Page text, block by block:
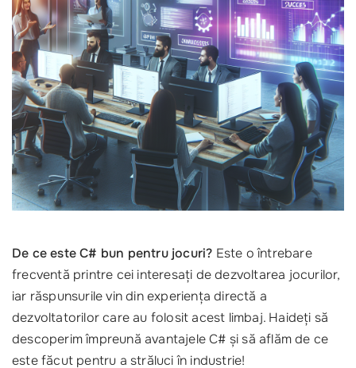
De ce este C# bun pentru jocuri? Este o întrebare
frecventă printre cei interesați de dezvoltarea jocurilor,
iar răspunsurile vin din experiența directă a
dezvoltatorilor care au folosit acest limbaj. Haideți să
descoperim împreună avantajele C# și să aflăm de ce
este făcut pentru a străluci în industrie!